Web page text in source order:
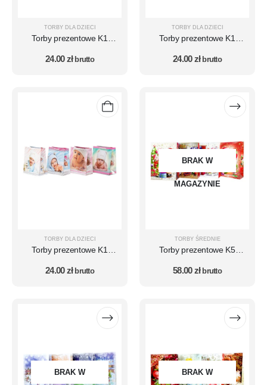
TORBY DLA DZIECI
Torby prezentowe K1
(dzieci)
24.00zł brutto
TORBY DLA DZIECI
Torby prezentowe K1
(dzieci)
24.00zł brutto
TORBY DLA DZIECI
Torby prezentowe K1
(dzieci)
24.00zł brutto
BRAK W
MAGAZYNIE
TORBY ŚREDNIE
Torby prezentowe K5
wzór 9
58.00zł brutto
BRAK W BRAK W